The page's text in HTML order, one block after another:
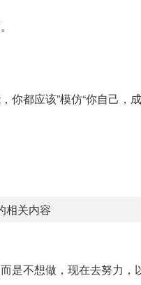
你都应该”模仿“你自己，
相关内容
是不想做，现在去努力，